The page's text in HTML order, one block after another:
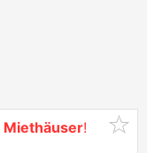
Miethäuser!